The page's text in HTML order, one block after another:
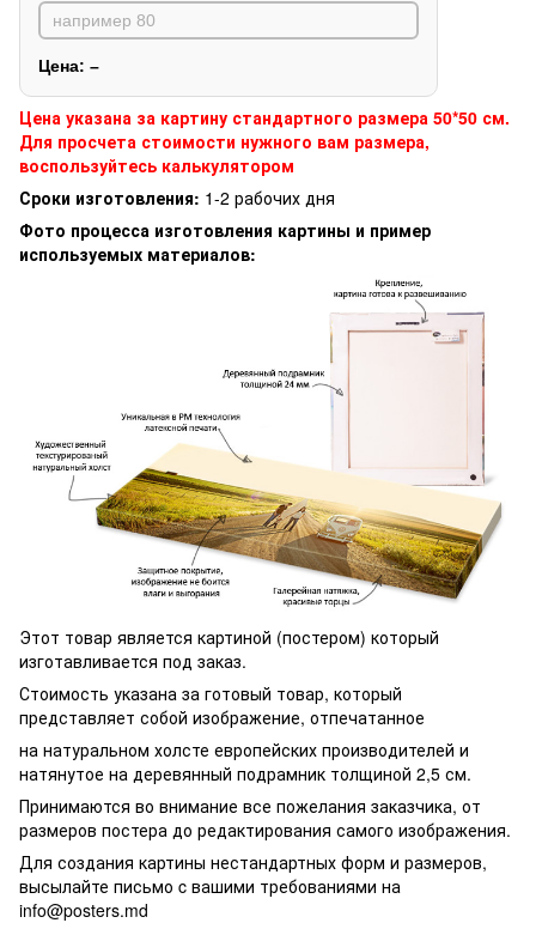
Цена: –
Цена указана за картину стандартного размера 50*50 см.
Для просчета стоимости нужного вам размера,
воспользуйтесь калькулятором
Сроки изготовления: 1-2 рабочих дня
Фото процесса изготовления картины и пример
используемых материалов:
Этот товар является картиной (постером) который
изготавливается под заказ.
Стоимость указана за готовый товар, который
представляет собой изображение, отпечатанное
на натуральном холсте европейских производителей и
натянутое на деревянный подрамник толщиной 2,5 см.
Принимаются во внимание все пожелания заказчика, от
размеров постера до редактирования самого изображения.
Для создания картины нестандартных форм и размеров,
высылайте письмо c вашими требованиями на
info@posters.md